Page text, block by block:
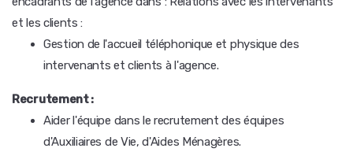
et les clients :
Gestion de l'accueil téléphonique et physique des
intervenants et clients à l'agence.
Recrutement :
Aider l'équipe dans le recrutement des équipes
d'Auxiliaires de Vie, d'Aides Ménagères.